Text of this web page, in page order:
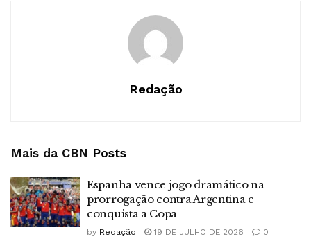
Redação
Mais da CBN Posts
Espanha vence jogo dramático na
prorrogação contra Argentina e
conquista a Copa
by Redação 19 DE JULHO DE 2026 0